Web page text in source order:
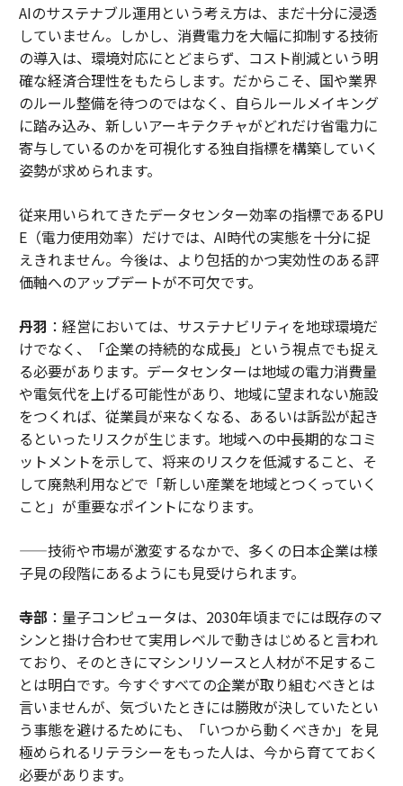
AIのサステナブル運用という考え方は、まだ十分に浸透
していません。しかし、消費電力を大幅に抑制する技術
の導入は、環境対応にとどまらず、コスト削減という明
確な経済合理性をもたらします。だからこそ、国や業界
のルール整備を待つのではなく、自らルールメイキング
に踏み込み、新しいアーキテクチャがどれだけ省電力に
寄与しているのかを可視化する独自指標を構築していく
姿勢が求められます。
従来用いられてきたデータセンター効率の指標であるPU
E（電力使用効率）だけでは、AI時代の実態を十分に捉
えきれません。今後は、より包括的かつ実効性のある評
価軸へのアップデートが不可欠です。
丹羽 ：経営においては、サステナビリティを地球環境だ
けでなく、「企業の持続的な成長」という視点でも捉え
る必要があります。データセンターは地域の電力消費量
や電気代を上げる可能性があり、地域に望まれない施設
をつくれば、従業員が来なくなる、あるいは訴訟が起き
るといったリスクが生じます。地域への中長期的なコミ
ットメントを示して、将来のリスクを低減すること、そ
して廃熱利用などで「新しい産業を地域とつくっていく
こと」が重要なポイントになります。
——技術や市場が激変するなかで、多くの日本企業は様
子見の段階にあるようにも見受けられます。
寺部 ：量子コンピュータは、2030年頃までには既存のマ
シンと掛け合わせて実用レベルで動きはじめると言われ
ており、そのときにマシンリソースと人材が不足するこ
とは明白です。今すぐすべての企業が取り組むべきとは
言いませんが、気づいたときには勝敗が決していたとい
う事態を避けるためにも、「いつから動くべきか」を見
極められるリテラシーをもった人は、今から育てておく
必要があります。